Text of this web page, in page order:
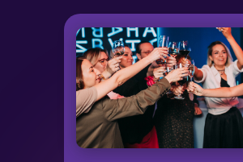
ИНДИВИДУАЛЬНО